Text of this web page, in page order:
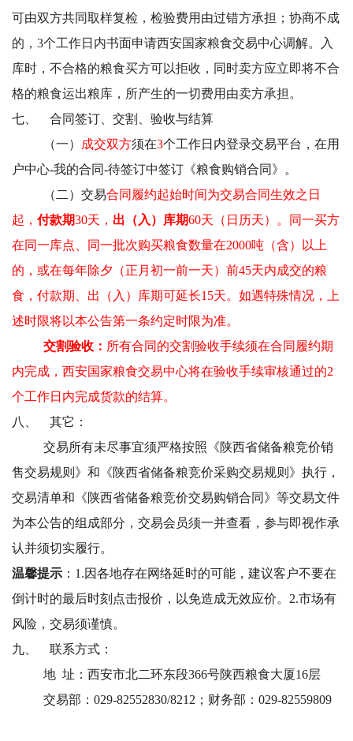
可由双方共同取样复检，检验费用由过错方承担；协商不成
的，3个工作日内书面申请西安国家粮食交易中心调解。入
库时，不合格的粮食买方可以拒收，同时卖方应立即将不合
格的粮食运出粮库，所产生的一切费用由卖方承担。
七、
合同签订、交割、验收与结算
（一）
成交双方须在3个工作日内登录交易平台，在用
户中心-我的合同-待签订中签订《粮食购销合同》。
（二）交易合同履约起始时间为交易合同生效之日
起， 付款期30天， 出（入）库期60天（日历天）。同一买方
在同一库点、同一批次购买粮食数量在2000吨（含）以上
的，或在每年除夕（正月初一前一天）前45天内成交的粮
食，付款期、出（入）库期可延长15天。 如遇特殊情况，上
述时限将以本公告第一条约定时限为准。
交割验收： 所有合同的交割验收手续须在合同履约期
内完成，西安国家粮食交易中心将在验收手续审核通过的2
个工作日内完成货款的结算。
八、
其它：
交易所有未尽事宜须严格按照《陕西省储备粮竞价销
售交易规则》和《陕西省储备粮竞价采购交易规则》执行，
交易清单和《陕西省储备粮竞价交易购销合同》等交易文件
为本公告的组成部分，交易会员须一并查看，参与即视作承
认并须切实履行。
温馨提示 ： 1.因各地存在网络延时的可能，建议客户不要在
倒计时的最后时刻点击报价，以免造成无效应价。2.市场有
风险，交易须谨慎。
九、
联系方式：
地 址：西安市北二环东段366号陕西粮食大厦16层
交易部：029-82552830/8212；财务部：029-82559809